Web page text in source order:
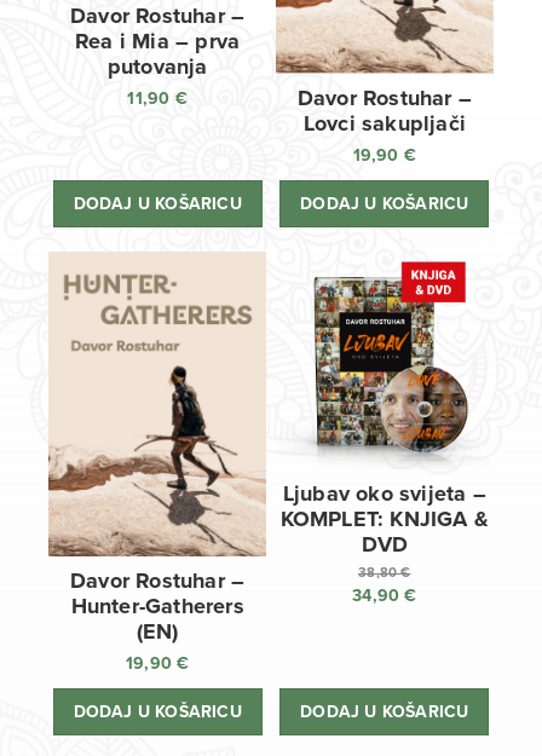
Davor Rostuhar –
Rea i Mia – prva
putovanja
11,90 €
DODAJ U KOŠARICU
Davor Rostuhar –
Lovci sakupljači
19,90 €
DODAJ U KOŠARICU
Davor Rostuhar –
Hunter-Gatherers
(EN)
19,90€
DODAJ U KOŠARICU
Ljubav oko svijeta –
KOMPLET: KNJIGA &
DVD
38,80€
Izvorna
38,80 €.
34,90€
34,90 €.
DODAJ U KOŠARICU